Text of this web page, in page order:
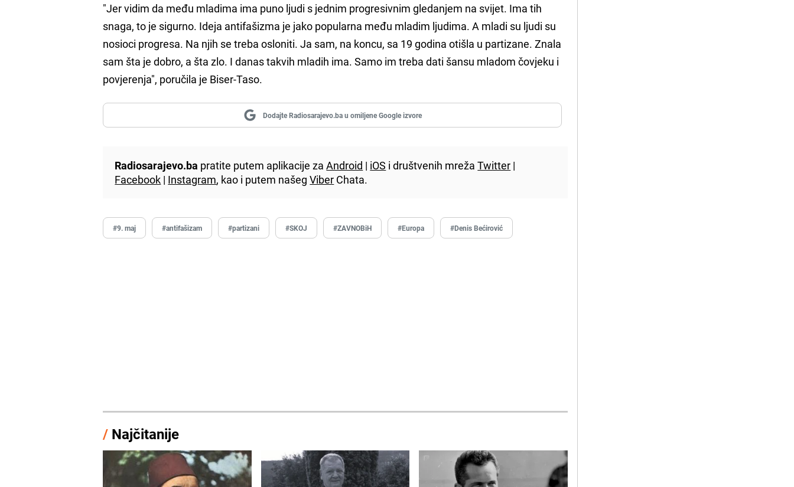
"Jer vidim da među mladima ima puno ljudi s jednim progresivnim gledanjem na svijet. Ima tih
snaga, to je sigurno. Ideja antifašizma je jako popularna među mladim ljudima. A mladi su ljudi su
nosioci progresa. Na njih se treba osloniti. Ja sam, na koncu, sa 19 godina otišla u partizane. Znala
sam šta je dobro, a šta zlo. I danas takvih mladih ima. Samo im treba dati šansu mladom čovjeku i
povjerenja", poručila je Biser-Taso.
Dodajte Radiosarajevo.ba u omiljene Google izvore
Radiosarajevo.ba pratite putem aplikacije zaAndroid | iOS i društvenih mrežaTwitter |
Facebook | Instagram, kao i putem našegViber Chata.
#9. maj #antifašizam #partizani #SKOJ #ZAVNOBiH #Europa #Denis Bećirović
/ Najčitanije